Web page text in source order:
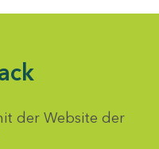
der Website der